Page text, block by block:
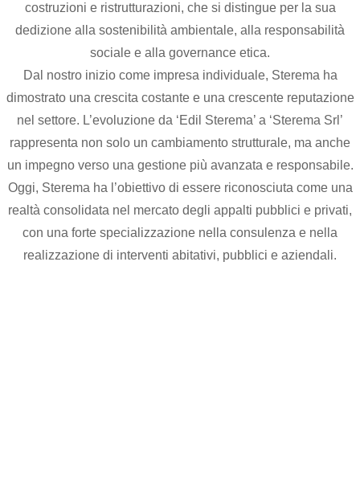
costruzioni e ristrutturazioni, che si distingue per la sua
dedizione alla sostenibilità ambientale, alla responsabilità
sociale e alla governance etica.
Dal nostro inizio come impresa individuale, Sterema ha
dimostrato una crescita costante e una crescente reputazione
nel settore. L’evoluzione da ‘Edil Sterema’ a ‘Sterema Srl’
rappresenta non solo un cambiamento strutturale, ma anche
un impegno verso una gestione più avanzata e responsabile.
Oggi, Sterema ha l’obiettivo di essere riconosciuta come una
realtà consolidata nel mercato degli appalti pubblici e privati,
con una forte specializzazione nella consulenza e nella
realizzazione di interventi abitativi, pubblici e aziendali.